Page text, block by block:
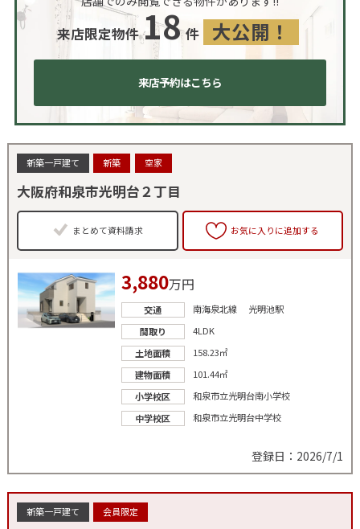
来店限定物件 18 件 大公開！
来店予約はこちら
新築一戸建て 新築 空家
大阪府和泉市光明台２丁目
まとめて資料請求 お気に入りに追加する
3,880万円
交通
南海泉北線 光明池駅
間取り
4LDK
土地面積
158.23㎡
建物面積
101.44㎡
小学校区
和泉市立光明台南小学校
中学校区
和泉市立光明台中学校
登録日：2026/7/1
新築一戸建て 会員限定